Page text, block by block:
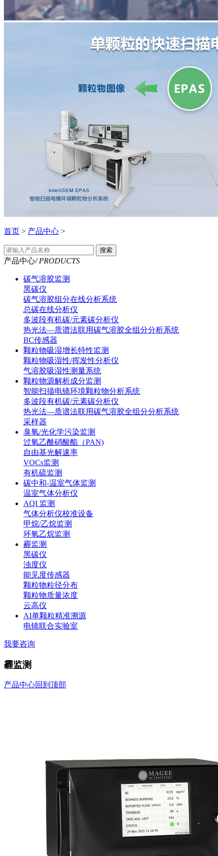
首页 > 产品中心 >
搜索
产品中心/ PRODUCTS
碳气溶胶监测
黑碳仪
碳气溶胶组分在线分析系统
总碳在线分析仪
多波段有机碳/元素碳分析仪
热光法—质谱法联用碳气溶胶全组分分析系统
BC传感器
颗粒物吸湿增长特性监测
颗粒物吸湿性/挥发性分析仪
气溶胶吸湿性测量系统
颗粒物源解析成分监测
智能扫描电镜环境颗粒物分析系统
多波段有机碳/元素碳分析仪
热光法—质谱法联用碳气溶胶全组分分析系统
采样器
臭氧/光化学污染监测
过氧乙酰硝酸酯（PAN)
自由基光解速率
VOCs监测
有机硫监测
碳中和-温室气体监测
温室气体分析仪
AQI 监测
气体分析仪校准设备
甲烷/乙烷监测
环氧乙烷监测
霾监测
黑碳仪
浊度仪
能见度传感器
颗粒物粒径分布
颗粒物质量浓度
云高仪
AI单颗粒精准溯源
电镜联合实验室
我要咨询
霾监测
产品中心回到顶部